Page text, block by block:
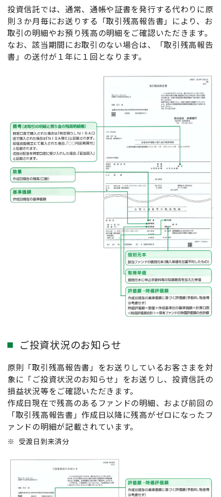
投資信託では、通常、通帳や証書を発行する代わりに原
則３か月毎にお送りする「取引残高報告書」により、お
取引の明細やお預り残高の明細をご確認いただきます。
なお、該当期間にお取引のない場合は、「取引残高報告
書」の送付が１年に１回となります。
ご投資状況のお知らせ
原則「取引残高報告書」をお送りしているお客さまを対
象に「ご投資状況のお知らせ」をお送りし、投資信託の
損益状況等をご確認いただきます。
作成日現在で残高のあるファンドの明細、および前回の
「取引残高報告書」作成日以降に残高がゼロになったフ
ァンドの明細が記載されています。
※ 受渡日到来済分